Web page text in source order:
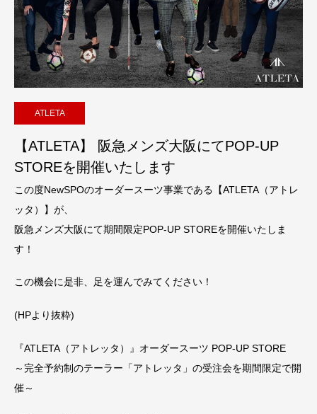
ATLETA
【ATLETA】 阪急メンズ大阪にてPOP-UP
STOREを開催いたします
この度NewSPOのオーダースーツ事業である【ATLETA（アトレ
ッタ）】が、
阪急メンズ大阪にて期間限定POP-UP STOREを開催いたしま
す！
この機会に是非、足を運んでみてください！
(HPより抜粋)
『ATLETA（アトレッタ）』オーダースーツ POP-UP STORE
～完全予約制のテーラー「アトレッタ」の受注会を期間限定で開
催～